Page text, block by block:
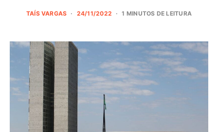
TAÍS VARGAS 24/11/2022 1 MINUTOS DE LEITURA